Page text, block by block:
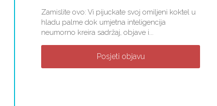
Zamislite ovo: Vi pijuckate svoj omiljeni koktel u
hladu palme dok umjetna inteligencija
neumorno kreira sadržaj, objave i...
Posjeti objavu